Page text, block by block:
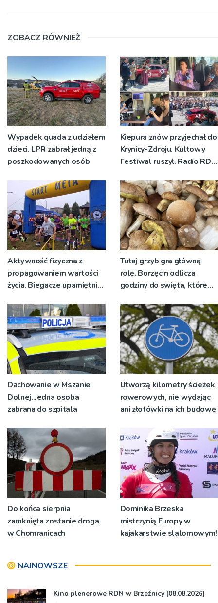
ZOBACZ RÓWNIEŻ
Wypadek quada z udziałem
dzieci. LPR zabrał jedną z
poszkodowanych osób
Kiepura znów przyjechał do
Krynicy-Zdroju. Kultowy
Festiwal ruszył. Radio RDN
żywo [ZDJĘCIA]
Aktywność fizyczna z
propagowaniem wartości
życia. Biegacze upamiętnili
Tutaj grzyb gra główną
rolę. Borzęcin odlicza
godziny do święta, które
pokoleń
Dachowanie w Mszanie
Dolnej. Jedna osoba
zabrana do szpitala
Utworzą kilometry ścieżek
rowerowych, nie wydając
ani złotówki na ich budowę
Do końca sierpnia
zamknięta zostanie droga
w Chomranicach
Dominika Brzeska
mistrzynią Europy w
kajakarstwie slalomowym!
NAJNOWSZE
Kino plenerowe RDN w Brzeźnicy [08.08.2026]